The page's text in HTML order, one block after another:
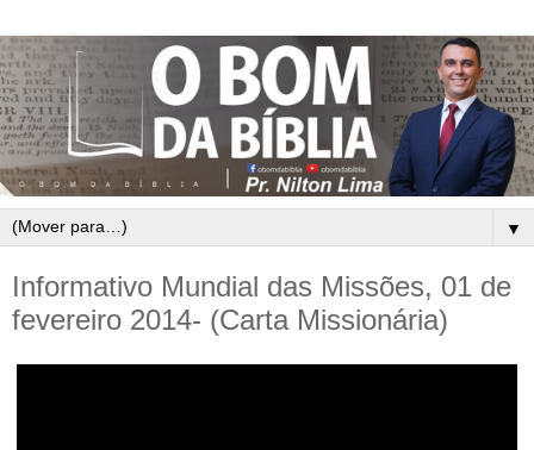
▼
Informativo Mundial das Missões, 01 de
fevereiro 2014- (Carta Missionária)